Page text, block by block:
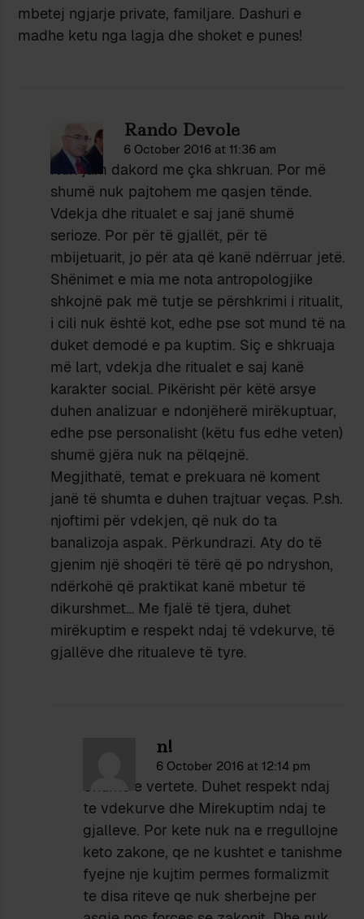
mbetej ngjarje private, familjare. Dashuri e
madhe ketu nga lagja dhe shoket e punes!
Rando Devole
6 October 2016 at 11:36 am
Nuk jam dakord me çka shkruan. Por më
shumë nuk pajtohem me qasjen tënde.
Vdekja dhe ritualet e saj janë shumë
serioze. Por për të gjallët, për të
mbijetuarit, jo për ata që kanë ndërruar jetë.
Shënimet e mia me nota antropologjike
shkojnë pak më tutje se përshkrimi i ritualit,
i cili nuk është kot, edhe pse sot mund të na
duket demodé e pa kuptim. Siç e shkruaja
më lart, vdekja dhe ritualet e saj kanë
karakter social. Pikërisht për këtë arsye
duhen analizuar e ndonjëherë mirëkuptuar,
edhe pse personalisht (këtu fus edhe veten)
shumë gjëra nuk na pëlqejnë.
Megjithatë, temat e prekuara në koment
janë të shumta e duhen trajtuar veças. P.sh.
njoftimi për vdekjen, që nuk do ta
banalizoja aspak. Përkundrazi. Aty do të
gjenim një shoqëri të tërë që po ndryshon,
ndërkohë që praktikat kanë mbetur të
dikurshmet… Me fjalë të tjera, duhet
mirëkuptim e respekt ndaj të vdekurve, të
gjallëve dhe ritualeve të tyre.
n!
6 October 2016 at 12:14 pm
Shume e vertete. Duhet respekt ndaj
te vdekurve dhe Mirekuptim ndaj te
gjalleve. Por kete nuk na e rregullojne
keto zakone, qe ne kushtet e tanishme
fyejne nje kujtim permes formalizmit
te disa riteve qe nuk sherbejne per